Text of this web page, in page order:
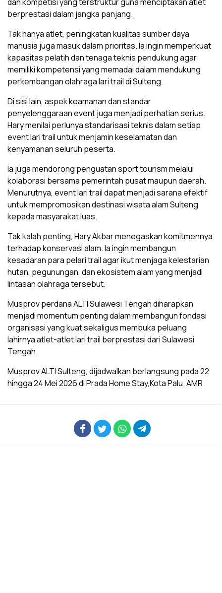
berprestasi dalam jangka panjang.
Tak hanya atlet, peningkatan kualitas sumber daya
manusia juga masuk dalam prioritas. Ia ingin memperkuat
kapasitas pelatih dan tenaga teknis pendukung agar
memiliki kompetensi yang memadai dalam mendukung
perkembangan olahraga lari trail di Sulteng.
Di sisi lain, aspek keamanan dan standar
penyelenggaraan event juga menjadi perhatian serius.
Hary menilai perlunya standarisasi teknis dalam setiap
event lari trail untuk menjamin keselamatan dan
kenyamanan seluruh peserta.
Ia juga mendorong penguatan sport tourism melalui
kolaborasi bersama pemerintah pusat maupun daerah.
Menurutnya, event lari trail dapat menjadi sarana efektif
untuk mempromosikan destinasi wisata alam Sulteng
kepada masyarakat luas.
Tak kalah penting, Hary Akbar menegaskan komitmennya
terhadap konservasi alam. Ia ingin membangun
kesadaran para pelari trail agar ikut menjaga kelestarian
hutan, pegunungan, dan ekosistem alam yang menjadi
lintasan olahraga tersebut.
Musprov perdana ALTI Sulawesi Tengah diharapkan
menjadi momentum penting dalam membangun fondasi
organisasi yang kuat sekaligus membuka peluang
lahirnya atlet-atlet lari trail berprestasi dari Sulawesi
Tengah.
Musprov ALTI Sulteng, dijadwalkan berlangsung pada 22
hingga 24 Mei 2026 di Prada Home Stay,Kota Palu. AMR